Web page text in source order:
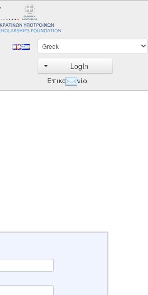
LogIn
Επικοινωνία